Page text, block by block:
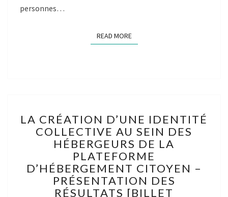
personnes…
READ MOREREAD MORE
CRÉATION
D’UNE
IDENTITÉ
COLLECTIVE
AU
SEIN
DES
LA CRÉATION D’UNE IDENTITÉ
COLLECTIVE AU SEIN DES
HÉBERGEURS DE LA
PLATEFORME
D’HÉBERGEMENT CITOYEN –
PRÉSENTATION DES
RÉSULTATS [BILLET